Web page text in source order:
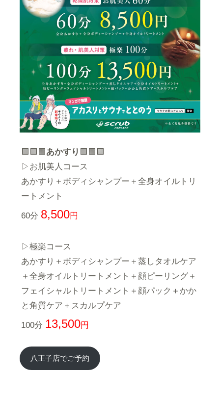
🟩🟩🟩 あかすり 🟩🟩🟩
▷お肌美人コース
あかすり＋ボディシャンプー＋全身オイルトリ
ートメント
60分 8,500円
▷極楽コース
あかすり＋ボディシャンプー＋蒸しタオルケア
＋全身オイルトリートメント＋顔ピーリング＋
フェイシャルトリートメント＋顔パック＋かか
と角質ケア＋スカルプケア
100分 13,500円
八王子店でご予約